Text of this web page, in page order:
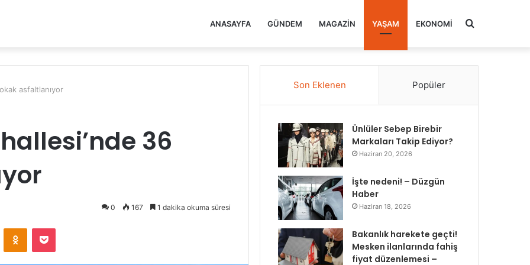
ANASAYFA GÜNDEM MAGAZIN YAŞAM EKONOMI Arama
asfaltlanıyor
36
0 167 1 dakika okuma süresi
Odnoklassniki
Pocket
Son Eklenen Popüler
Ünlüler Sebep Birebir
Markaları Takip Ediyor?
Haziran 20, 2026
İşte nedeni! – Düzgün
Haber
Haziran 18, 2026
Bakanlık harekete geçti!
Mesken ilanlarında fahiş
fiyat düzenlemesi –